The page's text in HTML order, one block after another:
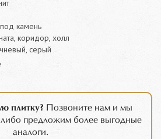
под камень
коридор, холл
серый
плитку? Позвоните нам и мы
предложим более выгодные
аналоги.